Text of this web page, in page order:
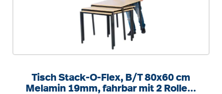
Tisch Stack-O-Flex, B/T 80x60 cm
Melamin 19mm, fahrbar mit 2 Rollen,